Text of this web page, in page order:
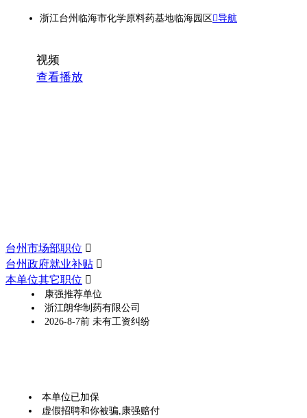
浙江台州临海市化学原料药基地临海园区导航
视频
查看播放
台州市场部职位 
台州政府就业补贴 
本单位其它职位 
康强推荐单位
浙江朗华制药有限公司
2026-8-7前 未有工资纠纷
本单位已加保
虚假招聘和你被骗,康强赔付